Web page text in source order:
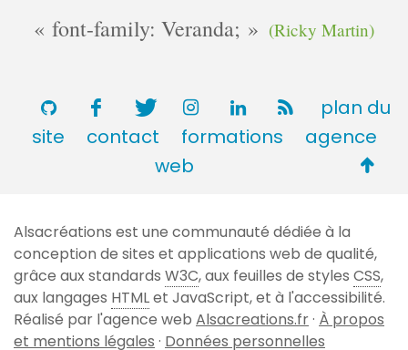
font-family: Veranda; (Ricky Martin)
plan du
site
contact formations
agence
web
de
page
Alsacréations est une communauté dédiée à la
conception de sites et applications web de qualité,
grâce aux standards W3C, aux feuilles de styles CSS,
aux langages HTMLet JavaScript, et à l'accessibilité.
Réalisé par l'agence web Alsacreations.fr· À propos
et mentions légales · Données personnelles